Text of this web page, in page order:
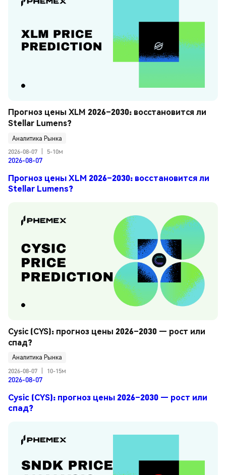
Прогноз цены XLM 2026–2030: восстановится ли
Stellar Lumens?
Аналитика Рынка
2026-08-07
5-10м
2026-08-07
Прогноз цены XLM 2026–2030: восстановится ли
Stellar Lumens?
Cysic (CYS): прогноз цены 2026–2030 — рост или
спад?
Аналитика Рынка
2026-08-07
10-15м
2026-08-07
Cysic (CYS): прогноз цены 2026–2030 — рост или
спад?